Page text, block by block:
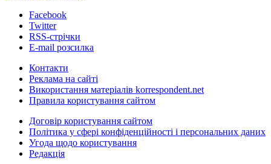
Facebook
Twitter
RSS-стрічки
E-mail розсилка
Контакти
Реклама на сайті
Використання матеріалів korrespondent.net
Правила користування сайтом
Договір користування сайтом
Політика у сфері конфіденційності і персональних даних
Угода щодо користування
Редакція